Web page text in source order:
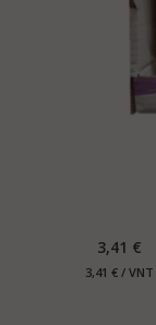
3,41 €
3,41 € / VNT